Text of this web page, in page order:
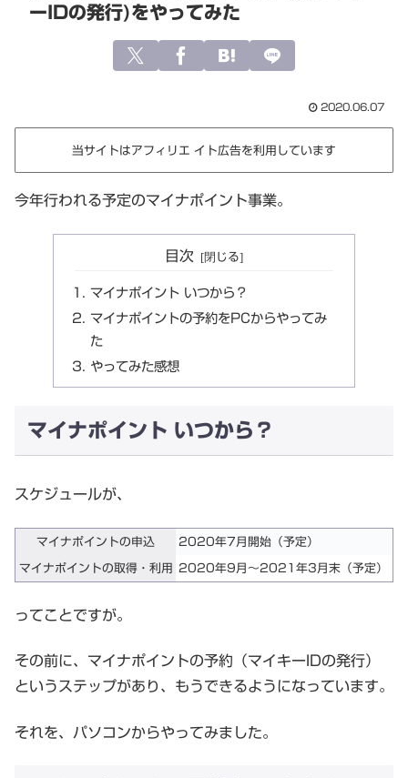
ーIDの発行)をやってみた
2020.06.07
当サイトはアフィリエ イト広告を利用しています
今年行われる予定のマイナポイント事業。
目次
マイナポイント いつから？
マイナポイントの予約をPCからやってみ
た
やってみた感想
マイナポイント いつから？
スケジュールが、
マイナポイントの申込 2020年7月開始（予定）
マイナポイントの取得・利用 2020年9月～2021年3月末（予定）
ってことですが。
その前に、マイナポイントの予約（マイキーIDの発行）
というステップがあり、もうできるようになっています。
それを、パソコンからやってみました。